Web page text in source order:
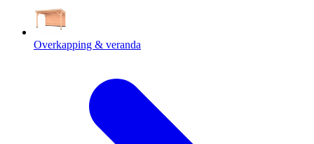
Overkapping & veranda